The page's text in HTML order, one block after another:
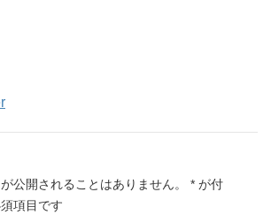
公開されることはありません。 * が付
項目です